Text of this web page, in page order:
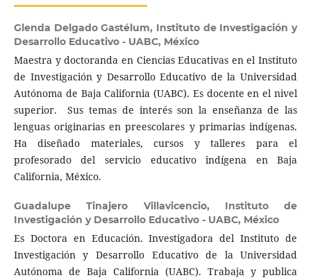
Glenda Delgado Gastélum, Instituto de Investigación y
Desarrollo Educativo - UABC, México
Maestra y doctoranda en Ciencias Educativas en el Instituto
de Investigación y Desarrollo Educativo de la Universidad
Autónoma de Baja California (UABC). Es docente en el nivel
superior. Sus temas de interés son la enseñanza de las
lenguas originarias en preescolares y primarias indígenas.
Ha diseñado materiales, cursos y talleres para el
profesorado del servicio educativo indígena en Baja
California, México.
Guadalupe Tinajero Villavicencio, Instituto de
Investigación y Desarrollo Educativo - UABC, México
Es Doctora en Educación. Investigadora del Instituto de
Investigación y Desarrollo Educativo de la Universidad
Autónoma de Baja California (UABC). Trabaja y publica